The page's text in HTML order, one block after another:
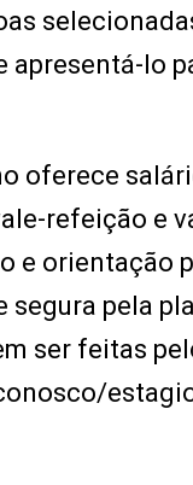
lo
oferece
refeição e
e orientação
pela
ser feitas